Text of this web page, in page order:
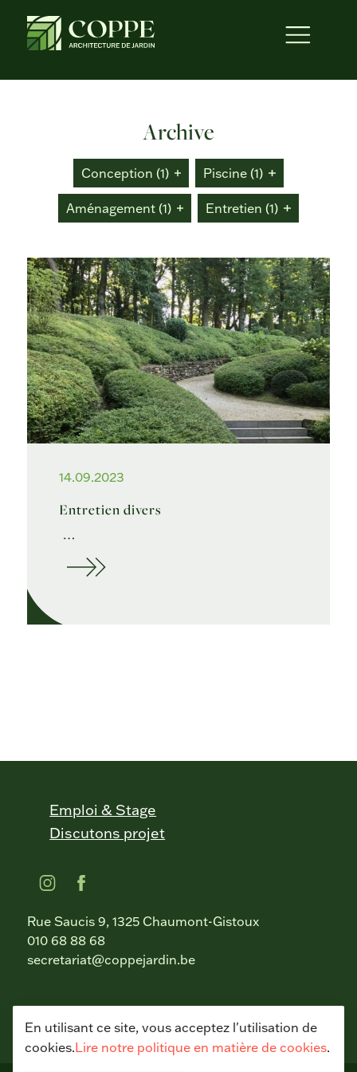
Archive
Conception (1) Piscine (1)
Aménagement (1) Entretien (1)
14.09.2023
Entretien divers
…
Emploi & Stage
Discutons projet
Rue Saucis 9, 1325 Chaumont-Gistoux
010 68 88 68
secretariat@coppejardin.be
En utilisant ce site, vous acceptez l'utilisation de
cookies.Lire notre politique en matière de cookies.